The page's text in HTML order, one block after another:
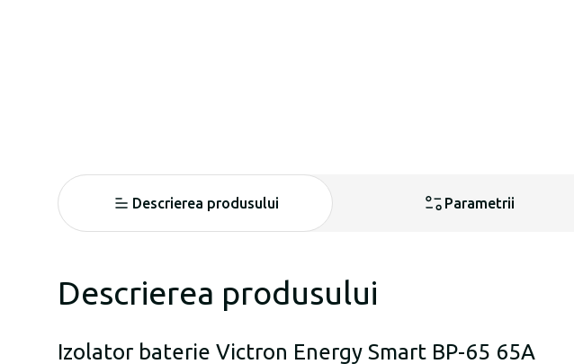
Descrierea produsului Parametrii
Descrierea produsului
Izolator baterie Victron Energy Smart BP-65 65A